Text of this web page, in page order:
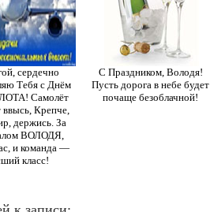
сердечно
Тебя с Днём
Самолёт
ввысь, Крепче,
держись. За
ВОЛОДЯ,
и команда —
класс!
С Праздником, Володя!
Пусть дорога в небе будет
почаще безоблачной!